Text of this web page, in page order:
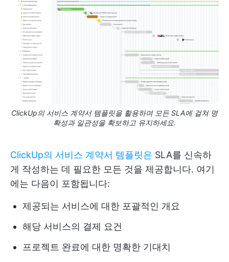
ClickUp의 서비스 계약서 템플릿을 활용하여 모든 SLA에 걸쳐 명
확성과 일관성을 확보하고 유지하세요.
ClickUp의 서비스 계약서 템플릿은 SLA를 신속하
게 작성하는 데 필요한 모든 것을 제공합니다. 여기
에는 다음이 포함됩니다:
제공되는 서비스에 대한 포괄적인 개요
해당 서비스의 결제 요건
프로젝트 완료에 대한 명확한 기대치